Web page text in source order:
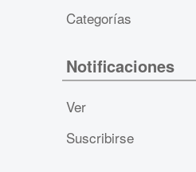
Categorías
Notificaciones
Ver
Suscribirse